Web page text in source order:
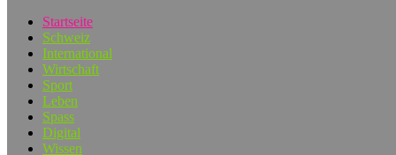
Startseite
Schweiz
International
Wirtschaft
Sport
Leben
Spass
Digital
Wissen